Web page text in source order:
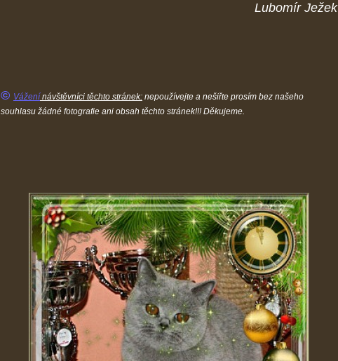
Lubomír Ježek
© Vážení návštěvníci těchto stránek: nepoužívejte a nešiřte prosím bez našeho
souhlasu žádné fotografie ani obsah těchto stránek!!! Děkujeme.